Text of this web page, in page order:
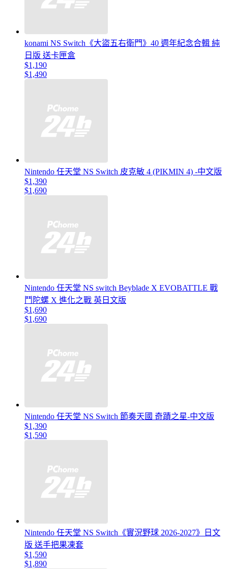
konami NS Switch《大盜五右衛門》40 週年紀念合輯 純
日版 送卡匣盒
$1,190
$1,490
Nintendo 任天堂 NS Switch 皮克敏 4 (PIKMIN 4) -中文版
$1,390
$1,690
Nintendo 任天堂 NS switch Beyblade X EVOBATTLE 戰
鬥陀螺 X 進化之戰 英日文版
$1,690
$1,690
Nintendo 任天堂 NS Switch 節奏天國 奇蹟之星-中文版
$1,390
$1,590
Nintendo 任天堂 NS Switch《實況野球 2026-2027》日文
版 送手把果凍套
$1,590
$1,890